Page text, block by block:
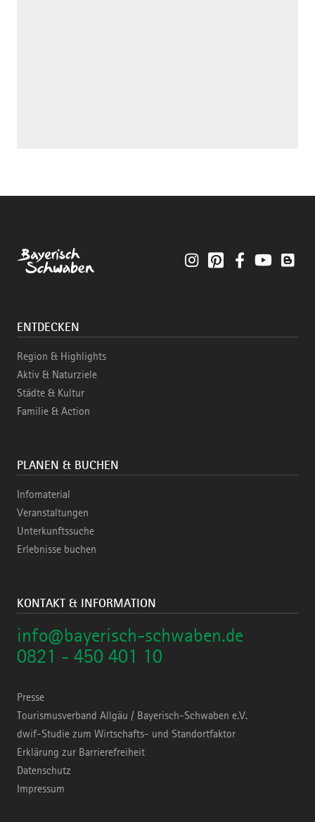
InstagramPinterestFacebookYouTube
ENTDECKEN
Region & Highlights
Aktiv & Naturziele
Städte & Kultur
Familie & Action
PLANEN & BUCHEN
Infomaterial
Veranstaltungen
Unterkunftssuche
Erlebnisse buchen
KONTAKT & INFORMATION
info@bayerisch-schwaben.de
0821 - 450 401 10
Presse
Tourismusverband Allgäu / Bayerisch-Schwaben e.V.
dwif-Studie zum Wirtschafts- und Standortfaktor
Erklärung zur Barrierefreiheit
Datenschutz
Impressum